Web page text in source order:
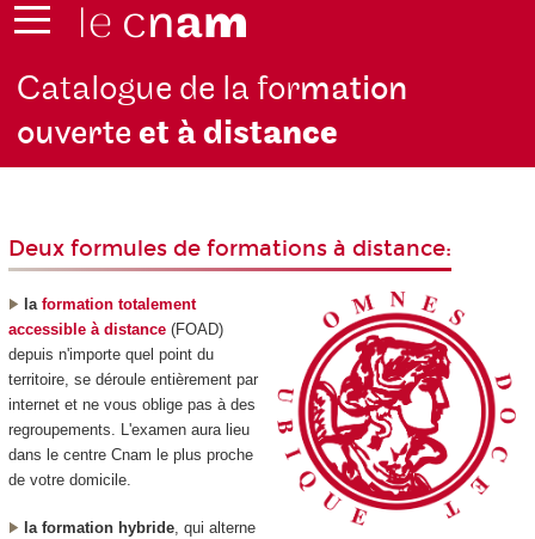
Catalogue de la formation
ouverteet à distance
Deux formules de formations à distance:
la formation totalement
accessible à distance(FOAD)
depuis n'importe quel point du
territoire, se déroule entièrement par
internet et ne vous oblige pas à des
regroupements. L'examen aura lieu
dans le centre Cnam le plus proche
de votre domicile.
la formation hybride, qui alterne